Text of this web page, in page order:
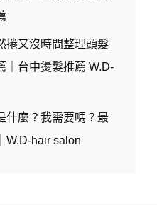
捲又沒時間整理頭髮
｜台中燙髮推薦 W.D-
什麼？我需要嗎？最
W.D-hair salon